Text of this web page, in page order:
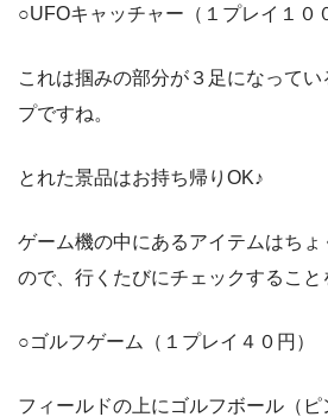
○UFOキャッチャー（１プレイ１０
これは掴みの部分が３足になって
プですね。
とれた景品はお持ち帰りOK♪
ゲーム機の中にあるアイテムはち
ので、行くたびにチェックすること
○ゴルフゲーム（１プレイ４０円）
フィールドの上にゴルフボール（ピ